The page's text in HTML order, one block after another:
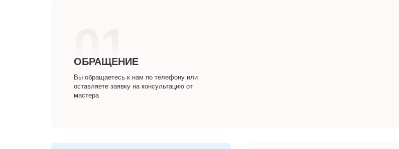
01
ОБРАЩЕНИЕ
Вы обращаетесь к нам по телефону или
оставляете заявку на консультацию от
мастера